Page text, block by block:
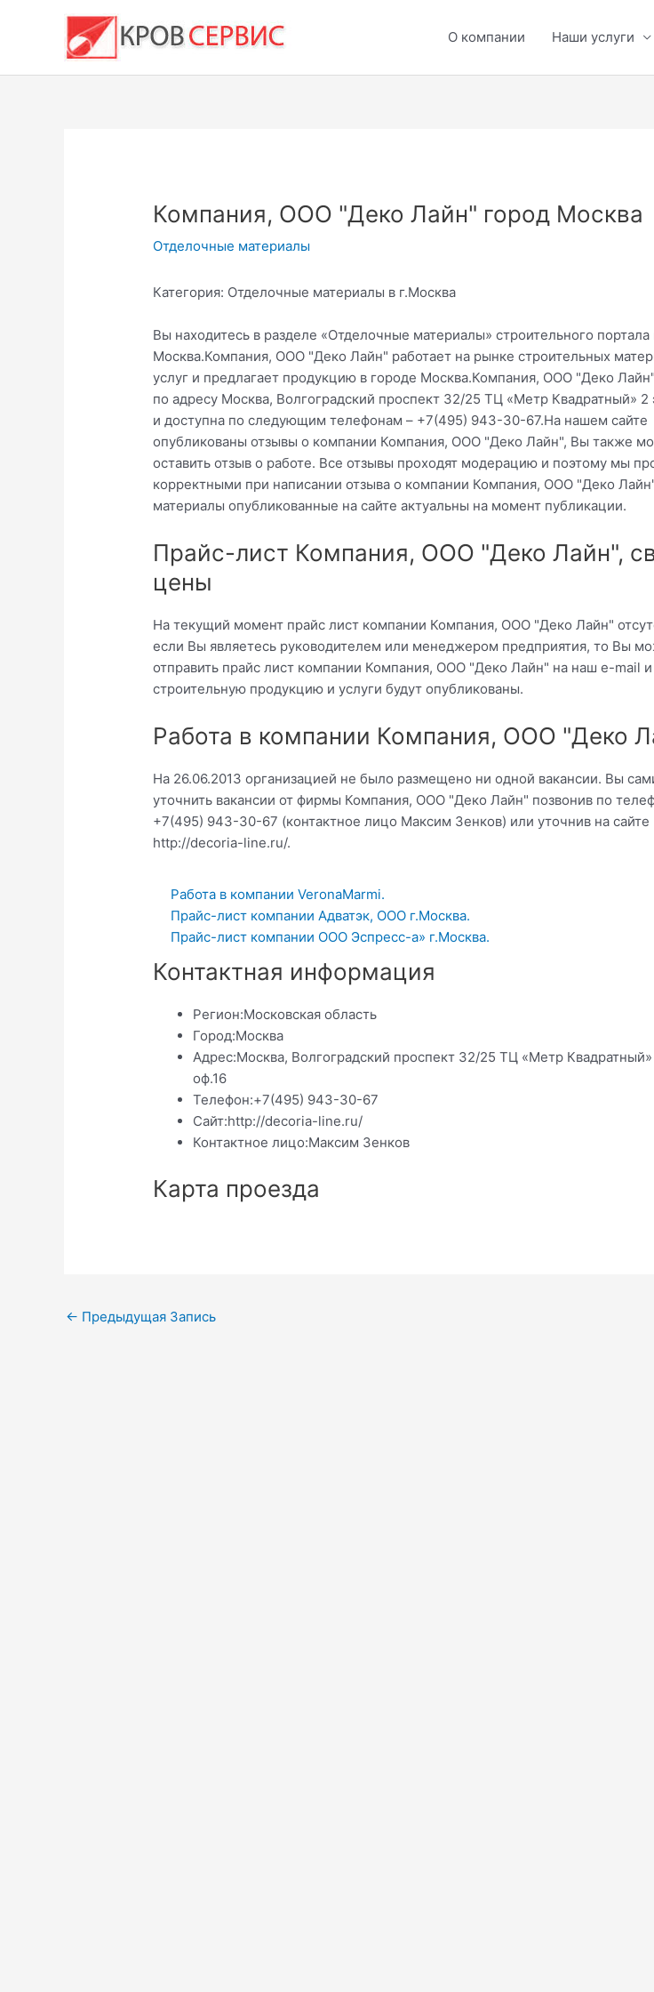
содержимому
О компании Наши услуги
Компания, ООО "Деко Лайн" город Москва
Отделочные материалы
Категория: Отделочные материалы в г.Москва
Вы находитесь в разделе «Отделочные материалы» строительного портала
Москва.Компания, ООО "Деко Лайн" работает на рынке строительных
услуг и предлагает продукцию в городе Москва.Компания, ООО "Деко
по адресу Москва, Волгоградский проспект 32/25 ТЦ «Метр Квадратный» 2
и доступна по следующим телефонам – +7(495) 943-30-67.На нашем сайте
опубликованы отзывы о компании Компания, ООО "Деко Лайн", Вы также
оставить отзыв о работе. Все отзывы проходят модерацию и поэтому мы
корректными при написании отзыва о компании Компания, ООО "Деко
материалы опубликованные на сайте актуальны на момент публикации.
Прайс-лист Компания, ООО "Деко Лайн",
цены
На текущий момент прайс лист компании Компания, ООО "Деко Лайн"
если Вы являетесь руководителем или менеджером предприятия, то Вы
отправить прайс лист компании Компания, ООО "Деко Лайн" на наш e-mail
строительную продукцию и услуги будут опубликованы.
Работа в компании Компания, ООО "Деко
На 26.06.2013 организацией не было размещено ни одной вакансии. Вы
уточнить вакансии от фирмы Компания, ООО "Деко Лайн" позвонив по
+7(495) 943-30-67 (контактное лицо Максим Зенков) или уточнив на сайте
http://decoria-line.ru/.
Работа в компании VeronaMarmi.
Прайс-лист компании Адватэк, ООО г.Москва.
Прайс-лист компании ООО Эспресс-а» г.Москва.
Контактная информация
Регион:Московская область
Город:Москва
Адрес:Москва, Волгоградский проспект 32/25 ТЦ «Метр
оф.16
Телефон:+7(495) 943-30-67
Сайт:http://decoria-line.ru/
Контактное лицо:Максим Зенков
Карта проезда
Навигация
← Предыдущая Запись